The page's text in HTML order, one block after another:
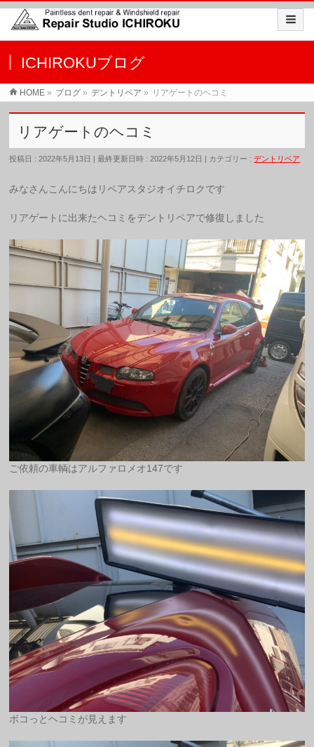
ICHIROKUブログ
HOME » ブログ » デントリペア » リアゲートのヘコミ
リアゲートのヘコミ
投稿日 : 2022年5月13日 最終更新日時 : 2022年5月12日 カテゴリー :デントリペア
みなさんこんにちはリペアスタジオイチロクです
リアゲートに出来たヘコミをデントリペアで修復しました
ご依頼の車輌はアルファロメオ147です
ボコっとヘコミが見えます